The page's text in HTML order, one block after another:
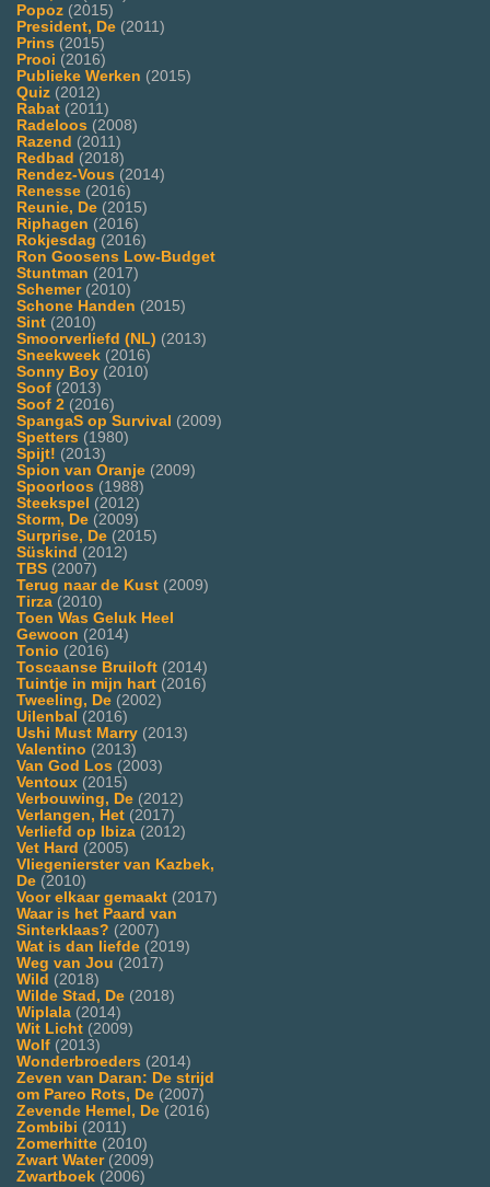
Popoz (2015)
President, De (2011)
Prins (2015)
Prooi (2016)
Publieke Werken (2015)
Quiz (2012)
Rabat (2011)
Radeloos (2008)
Razend (2011)
Redbad (2018)
Rendez-Vous (2014)
Renesse (2016)
Reunie, De (2015)
Riphagen (2016)
Rokjesdag (2016)
Ron Goosens Low-Budget
Stuntman (2017)
Schemer(2010)
Schone Handen (2015)
Sint (2010)
Smoorverliefd (NL) (2013)
Sneekweek (2016)
Sonny Boy (2010)
Soof (2013)
Soof 2 (2016)
SpangaS op Survival (2009)
Spetters (1980)
Spijt! (2013)
Spion van Oranje (2009)
Spoorloos (1988)
Steekspel (2012)
Storm, De (2009)
Surprise, De (2015)
Süskind (2012)
TBS (2007)
Terug naar de Kust (2009)
Tirza (2010)
Toen Was Geluk Heel
Gewoon (2014)
Tonio (2016)
Toscaanse Bruiloft (2014)
Tuintje in mijn hart (2016)
Tweeling, De (2002)
Uilenbal (2016)
Ushi Must Marry (2013)
Valentino (2013)
Van God Los (2003)
Ventoux (2015)
Verbouwing, De (2012)
Verlangen, Het (2017)
Verliefd op Ibiza (2012)
Vet Hard (2005)
Vliegenierster van Kazbek,
De (2010)
Voor elkaar gemaakt (2017)
Waar is het Paard van
Sinterklaas? (2007)
Wat is dan liefde (2019)
Weg van Jou (2017)
Wild (2018)
Wilde Stad, De (2018)
Wiplala (2014)
Wit Licht (2009)
Wolf (2013)
Wonderbroeders (2014)
Zeven van Daran: De strijd
om Pareo Rots, De (2007)
Zevende Hemel, De (2016)
Zombibi (2011)
Zomerhitte (2010)
Zwart Water(2009)
Zwartboek (2006)